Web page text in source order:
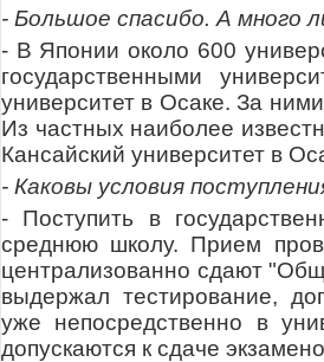
- Большое спасибо. А много
- В Японии около 600
государственными
университет в Осаке. За
Из частных наиболее
Кансайский университет в
- Каковы условия
- Поступить в
среднюю школу. Прием
централизованно сдают
выдержал тестирование,
уже непосредственно в
допускаются к сдаче